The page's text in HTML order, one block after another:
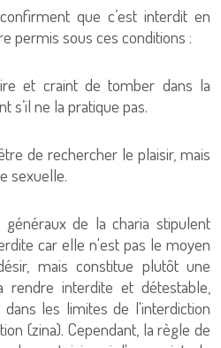
que c’est interdit en
permis sous ces conditions :
et craint de tomber dans la
s’il ne la pratique pas.
de rechercher le plaisir, mais
sexuelle.
de la charia stipulent
car elle n'est pas le moyen
mais constitue plutôt une
rendre interdite et détestable,
les limites de l'interdiction
(zina). Cependant, la règle de